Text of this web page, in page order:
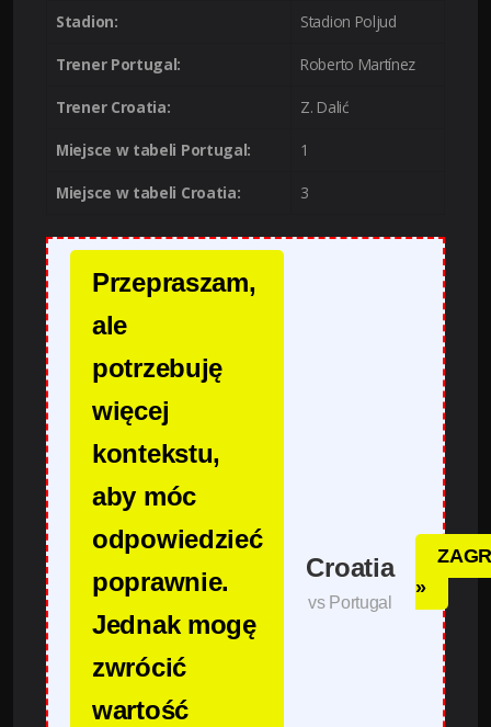
Stadion: Stadion Poljud
Trener Portugal: Roberto Martínez
Trener Croatia: Z. Dalić
Miejsce w tabeli Portugal: 1
Miejsce w tabeli Croatia: 3
Przepraszam,
ale
potrzebuję
więcej
kontekstu,
aby móc
odpowiedzieć
poprawnie.
Jednak mogę
zwrócić
wartość
Croatia
vs Portugal
»